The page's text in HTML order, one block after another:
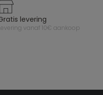
gratis levering
levering vanaf 10€ aankoop